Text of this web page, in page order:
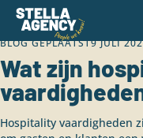
BLOG GEPLAATST9 JULI
Wat zijn
Hospitality vaardigheden